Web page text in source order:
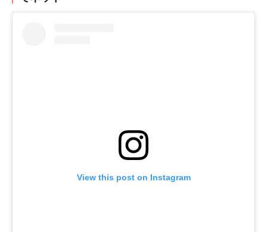
View this post on Instagram